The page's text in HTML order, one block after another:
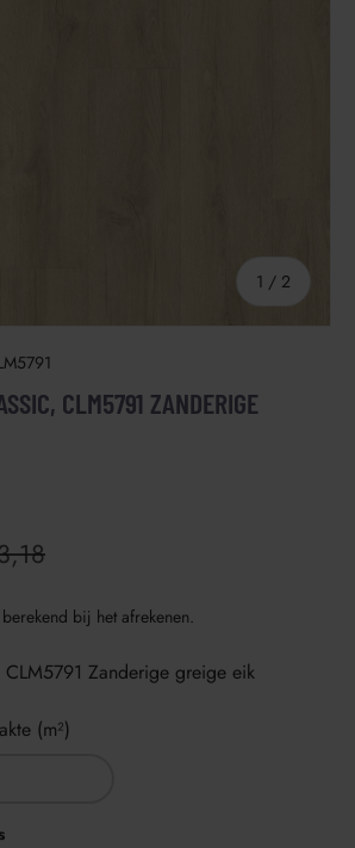
1 / van
2
CLM5791 ZANDERIGE
berekend bij het afrekenen.
Zanderige greige eik
(m²)